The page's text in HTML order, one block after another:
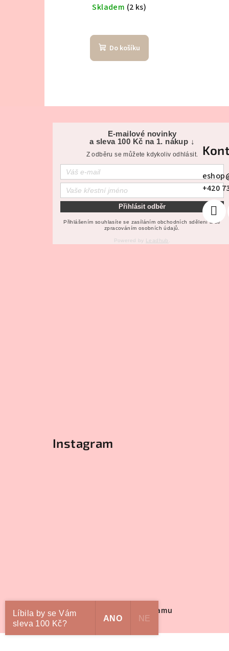
Skladem (2 ks)
Do košíku
E-mailové novinky
a sleva 100 Kč na 1. nákup ↓
Z odběru se můžete kdykoliv odhlásit.
Přihlásit odběr
Přihlášením souhlasíte se zasíláním obchodních sdělení a se
zpracováním osobních údajů.
Powered by Leadhub
eshop
+420
Instagram
Sledovat na Instagramu
Líbila by se Vám
sleva 100 Kč?
ANO NE